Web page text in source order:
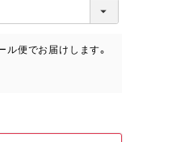
ル便でお届けします。